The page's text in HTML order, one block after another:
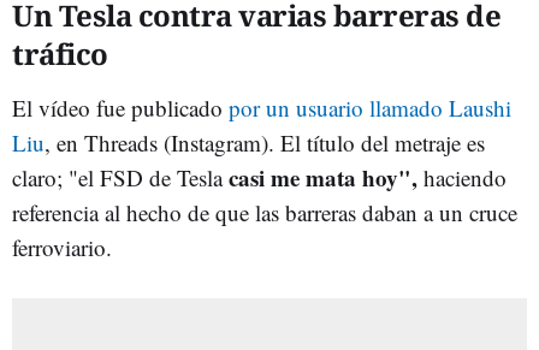
Un Tesla contra varias barreras de
tráfico
El vídeo fue publicado por un usuario llamado Laushi
Liu, en Threads (Instagram). El título del metraje es
claro; "el FSD de Teslacasi me mata hoy", haciendo
referencia al hecho de que las barreras daban a un cruce
ferroviario.